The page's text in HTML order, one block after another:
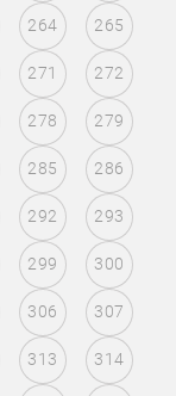
264 265
271 272
278 279
285 286
292 293
299 300
306 307
313 314